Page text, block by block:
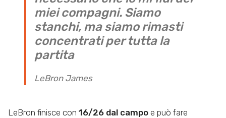
miei compagni. Siamo
stanchi, ma siamo rimasti
concentrati per tutta la
partita
LeBron James
LeBron finisce con 16/26 dal campo e può fare